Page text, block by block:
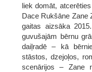
liek domāt,
Dace Rukšāne Zane
gaitas aizsāka
guvušajām bērnu
daiļradē – kā
stāstos, dzejoļos,
scenārijos – Zane